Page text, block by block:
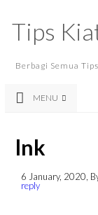
Tips
Berbagi Semua
MENU
lnk
6 January, 2020 ,
reply